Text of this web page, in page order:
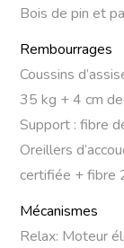
Bois de pin et
Rembourrages
Coussins
35 kg + 4 cm
Support : fibre
Oreillers
certifiée + fibre
Mécanismes
Relax: Moteur